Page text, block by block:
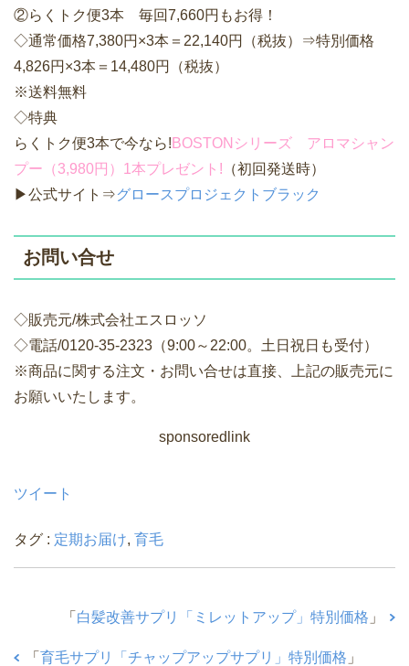
②らくトク便3本 毎回7,660円もお得！
◇通常価格7,380円×3本＝22,140円（税抜）⇒特別価格
4,826円×3本＝14,480円（税抜）
※送料無料
◇特典
らくトク便3本で今なら! BOSTONシリーズ アロマシャン
プー（3,980円）1本プレゼント! （初回発送時）
▶公式サイト⇒グロースプロジェクトブラック
お問い合せ
◇販売元/株式会社エスロッソ
◇電話/0120-35-2323（9:00～22:00。土日祝日も受付）
※商品に関する注文・お問い合せは直接、上記の販売元に
お願いいたします。
sponsoredlink
ツイート
タグ : 定期お届け, 育毛
「 白髪改善サプリ「ミレットアップ」特別価格 」
「 育毛サプリ「チャップアップサプリ」特別価格 」